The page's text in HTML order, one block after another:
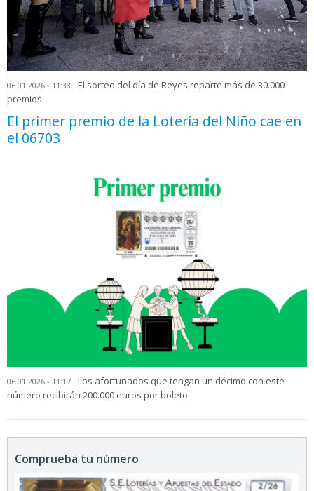
06.01.2026 - 11:38
El sorteo del día de Reyes reparte más de 30.000
premios
El primer premio de la Lotería del Niño cae en
el 06703
06.01.2026 - 11:17
Los afortunados que tengan un décimo con este
número recibirán 200.000 euros por boleto
Comprueba tu número